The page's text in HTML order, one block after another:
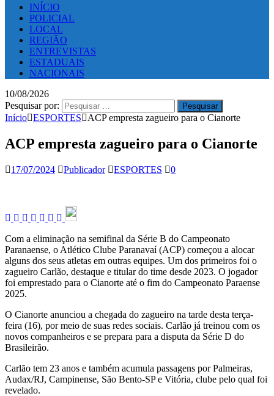
INÍCIO
POLICIAL
LOCAL
REGIÃO
ENTREVISTAS
ESTADUAIS
NACIONAIS
10/08/2026
Pesquisar por:
Início ESPORTES ACP empresta zagueiro para o Cianorte
ACP empresta zagueiro para o Cianorte
17/07/2024 Publicador ESPORTES 0
Com a eliminação na semifinal da Série B do Campeonato
Paranaense, o Atlético Clube Paranavaí (ACP) começou a alocar
alguns dos seus atletas em outras equipes. Um dos primeiros foi o
zagueiro Carlão, destaque e titular do time desde 2023. O jogador
foi emprestado para o Cianorte até o fim do Campeonato Paraense
2025.
O Cianorte anunciou a chegada do zagueiro na tarde desta terça-
feira (16), por meio de suas redes sociais. Carlão já treinou com os
novos companheiros e se prepara para a disputa da Série D do
Brasileirão.
Carlão tem 23 anos e também acumula passagens por Palmeiras,
Audax/RJ, Campinense, São Bento-SP e Vitória, clube pelo qual foi
revelado.